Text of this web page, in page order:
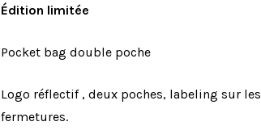
Édition limitée
Pocket bag double poche
Logo réflectif , deux poches, labeling sur les
fermetures.